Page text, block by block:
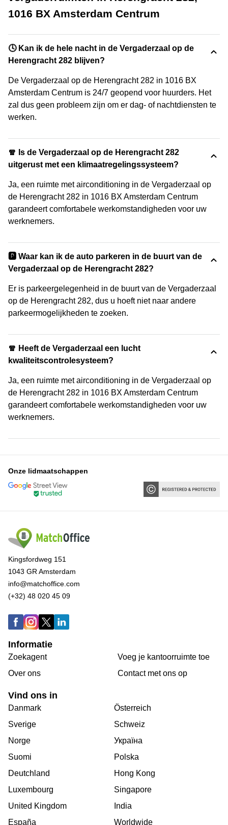
1016 BX Amsterdam Centrum
🕓 Kan ik de hele nacht in de Vergaderzaal op de
Herengracht 282 blijven?
De Vergaderzaal op de Herengracht 282 in 1016 BX
Amsterdam Centrum is 24/7 geopend voor huurders. Het
zal dus geen probleem zijn om er dag- of nachtdiensten te
werken.
🧣 Is de Vergaderzaal op de Herengracht 282
uitgerust met een klimaatregelingssysteem?
Ja, een ruimte met airconditioning in de Vergaderzaal op
de Herengracht 282 in 1016 BX Amsterdam Centrum
garandeert comfortabele werkomstandigheden voor uw
werknemers.
🅿️ Waar kan ik de auto parkeren in de buurt van de
Vergaderzaal op de Herengracht 282?
Er is parkeergelegenheid in de buurt van de Vergaderzaal
op de Herengracht 282, dus u hoeft niet naar andere
parkeermogelijkheden te zoeken.
🧣 Heeft de Vergaderzaal een lucht
kwaliteitscontrolesysteem?
Ja, een ruimte met airconditioning in de Vergaderzaal op
de Herengracht 282 in 1016 BX Amsterdam Centrum
garandeert comfortabele werkomstandigheden voor uw
werknemers.
Onze lidmaatschappen
Kingsfordweg 151
1043 GR Amsterdam
info@matchoffice.com
(+32) 48 020 45 09
Informatie
Zoekagent
Over ons
Voeg je kantoorruimte toe
Сontact met ons op
Vind ons in
Danmark
Sverige
Norge
Suomi
Deutchland
Luxembourg
United Kingdom
España
Österreich
Schweiz
Україна
Polska
Hong Kong
Singapore
India
Worldwide